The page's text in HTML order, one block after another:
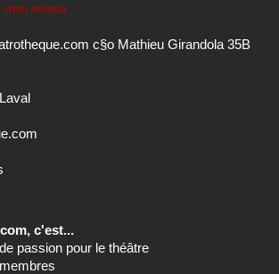
mon réseau
c§o Mathieu Girandola 35B
c'est...
passion pour le théâtre